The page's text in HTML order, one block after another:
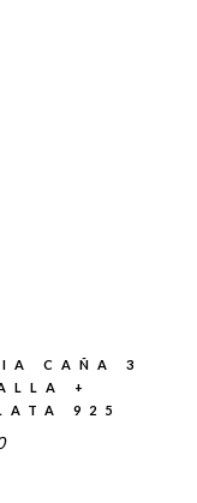
CAÑA 3
+
925